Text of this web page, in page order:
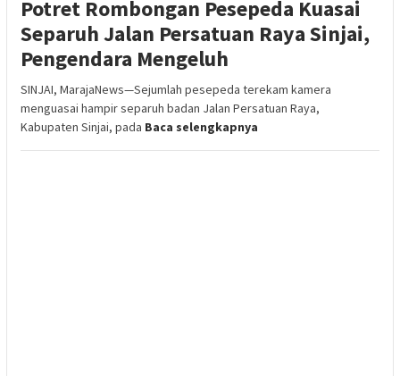
Potret Rombongan Pesepeda Kuasai
Separuh Jalan Persatuan Raya Sinjai,
Pengendara Mengeluh
SINJAI, MarajaNews—Sejumlah pesepeda terekam kamera
menguasai hampir separuh badan Jalan Persatuan Raya,
Kabupaten Sinjai, pada Baca selengkapnya